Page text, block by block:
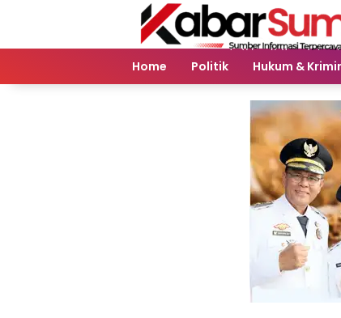
Home
Politik Hukum &